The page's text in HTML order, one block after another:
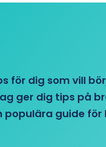
för dig som vill
ger dig tips på
populära guide